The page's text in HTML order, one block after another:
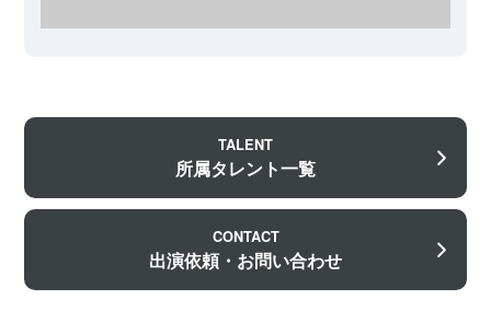
TALENT
所属タレント一覧
CONTACT
出演依頼・お問い合わせ